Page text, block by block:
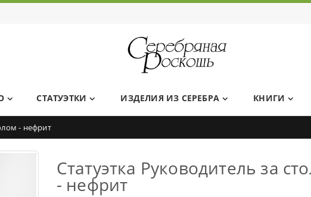
СТАТУЭТКИ ИЗДЕЛИЯ ИЗ СЕРЕБРА КНИГИ
- нефрит
Статуэтка Руководитель за
- нефрит